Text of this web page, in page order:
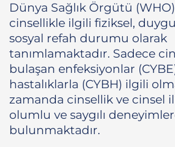
Dünya Sağlık Örgütü (WHO)
cinsellikle ilgili fiziksel,
sosyal refah durumu olarak
tanımlamaktadır. Sadece
bulaşan enfeksiyonlar
hastalıklarla (CYBH) ilgili
zamanda cinsellik ve cinsel
olumlu ve saygılı
bulunmaktadır.